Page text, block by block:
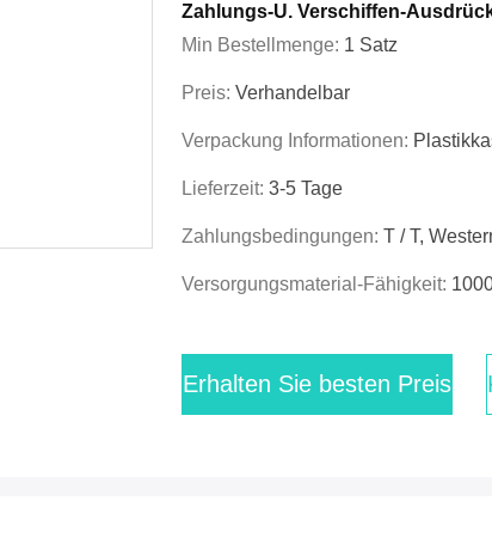
Zahlungs-U. Verschiffen-
Min Bestellmenge: 1 Satz
Preis: Verhandelbar
Verpackung Informationen:
Lieferzeit: 3-5 Tage
Zahlungsbedingungen: T / T,
Versorgungsmaterial-Fähigkeit:
Erhalten Sie besten Preis